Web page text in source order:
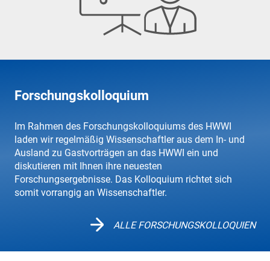
Forschungskolloquium
Im Rahmen des Forschungskolloquiums des HWWI
laden wir regelmäßig Wissenschaftler aus dem In- und
Ausland zu Gastvorträgen an das HWWI ein und
diskutieren mit Ihnen ihre neuesten
Forschungsergebnisse. Das Kolloquium richtet sich
somit vorrangig an Wissenschaftler.
ALLE FORSCHUNGSKOLLOQUIEN